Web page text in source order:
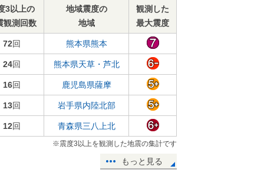
3以上の
観測回数
地域震度の
地域
観測した
最大震度
72回 熊本県熊本
24回 熊本県天草・芦北
16回 鹿児島県薩摩
13回 岩手県内陸北部
12回 青森県三八上北
※震度3以上を観測した地震の集計です
もっと見る